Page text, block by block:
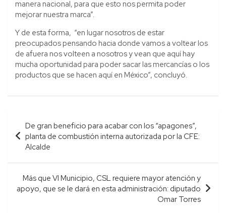
manera nacional, para que esto nos permita poder
mejorar nuestra marca”.
Y de esta forma, “en lugar nosotros de estar
preocupados pensando hacia donde vamos a voltear los
de afuera nos volteen a nosotros y vean que aquí hay
mucha oportunidad para poder sacar las mercancías o los
productos que se hacen aquí en México”, concluyó.
Navegación
de
entradas
De gran beneficio para acabar con los “apagones”,
planta de combustión interna autorizada por la CFE:
Alcalde
Más que VI Municipio, CSL requiere mayor atención y
apoyo, que se le dará en esta administración: diputado
Omar Torres